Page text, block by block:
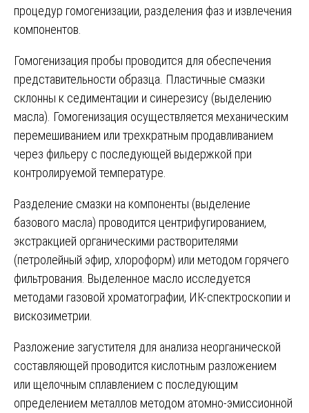
процедур гомогенизации, разделения фаз и извлечения
компонентов.
Гомогенизация пробы проводится для обеспечения
представительности образца. Пластичные смазки
склонны к седиментации и синерезису (выделению
масла). Гомогенизация осуществляется механическим
перемешиванием или трехкратным продавливанием
через фильеру с последующей выдержкой при
контролируемой температуре.
Разделение смазки на компоненты (выделение
базового масла) проводится центрифугированием,
экстракцией органическими растворителями
(петролейный эфир, хлороформ) или методом горячего
фильтрования. Выделенное масло исследуется
методами газовой хроматографии, ИК-спектроскопии и
вискозиметрии.
Разложение загустителя для анализа неорганической
составляющей проводится кислотным разложением
или щелочным сплавлением с последующим
определением металлов методом атомно-эмиссионной